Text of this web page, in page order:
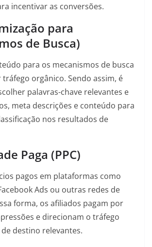
incentivar as conversões.
para
de Busca)
para os mecanismos de busca
orgânico. Sendo assim, é
palavras-chave relevantes e
meta descrições e conteúdo para
nos resultados de
Paga (PPC)
pagos em plataformas como
Ads ou outras redes de
forma, os afiliados pagam por
e direcionam o tráfego
destino relevantes.